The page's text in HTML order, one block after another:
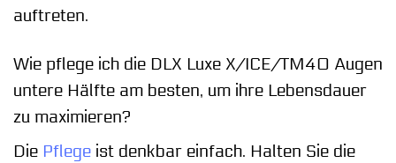
auftreten.
Wie pflege ich die DLX Luxe X/ICE/TM40 Augen
untere Hälfte am besten, um ihre Lebensdauer
zu maximieren?
Die Pflege ist denkbar einfach. Halten Sie die